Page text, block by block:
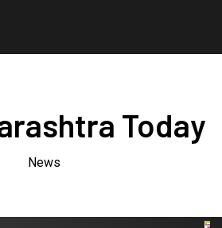
Today
News